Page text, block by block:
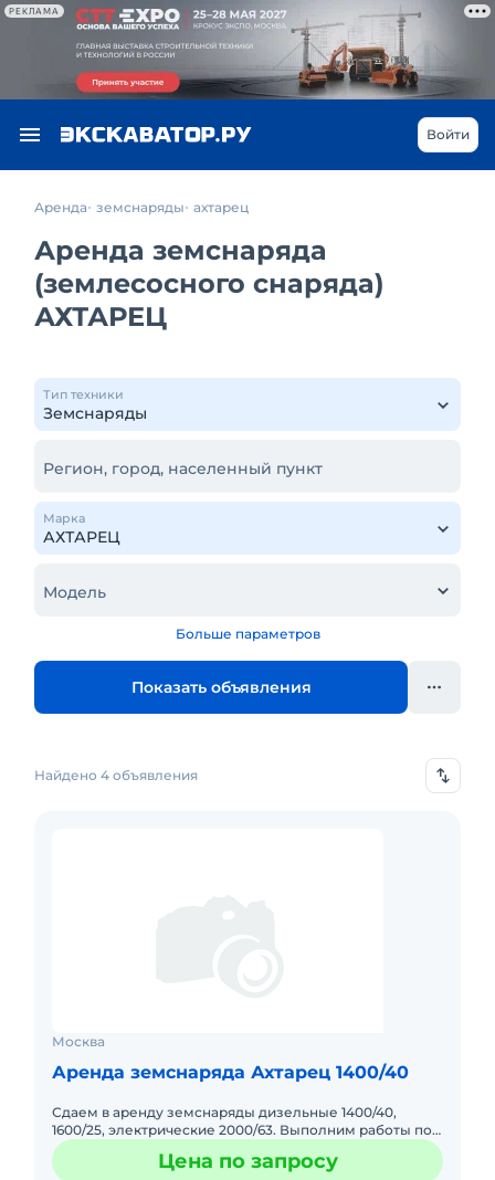
РЕКЛАМА
Войти
Аренда земснаряды ахтарец
Аренда земснаряда
(землесосного снаряда)
АХТАРЕЦ
Тип техники
Регион, город, населенный пункт
Марка
Модель
Больше параметров
Показать объявления
Найдено 4 объявления
Москва
Аренда земснаряда Ахтарец 1400/40
Сдаем в аренду земснаряды дизельные 1400/40,
1600/25, электрические 2000/63. Выполним работы по
добыче песка и углублению, расчистке любых
водоемов. Цена от 110Цена по запросу